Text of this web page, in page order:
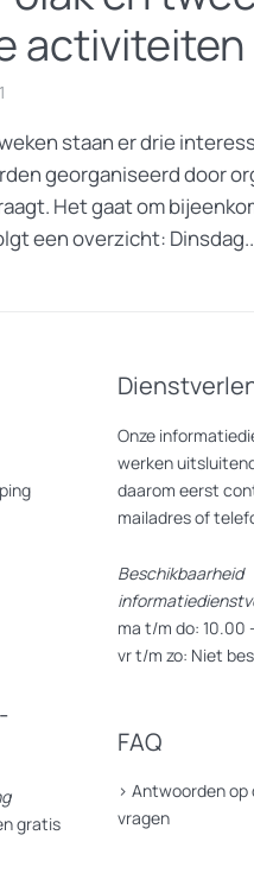
activiteiten
staan er drie
georganiseerd door
Het gaat om
een overzicht:
gratis
Onze
werken
daarom eerst
mailadres of
Beschikbaarheid
ma t/m do: 10.00
vr t/m zo: Niet
FAQ
> Antwoorden op
vragen